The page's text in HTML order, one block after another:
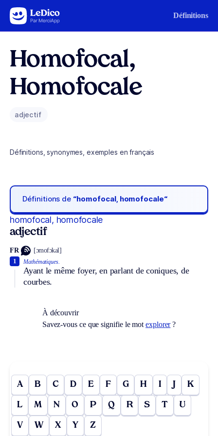
Aller au contenu Définitions
Homofocal,
Homofocale
adjectif
Définitions, synonymes, exemples en français
Définitions de “homofocal, homofocale“
homofocal, homofocale
adjectif
FR [ɔmofɔkal]
Mathématiques.
Ayant le même foyer, en parlant de coniques, de
courbes.
1
À découvrir
Savez-vous ce que signifie le motexplorer?
A B C D E F G H I J K
L M N O P Q R S T U
V W X Y Z